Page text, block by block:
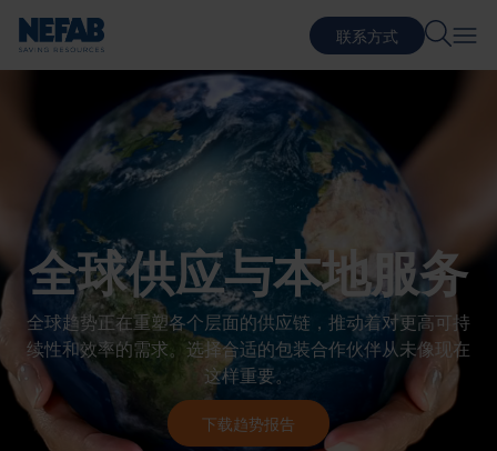
联系方式
全球供应与本地服务
全球趋势正在重塑各个层面的供应链，推动着对更高可持
续性和效率的需求。选择合适的包装合作伙伴从未像现在
这样重要。
下载趋势报告